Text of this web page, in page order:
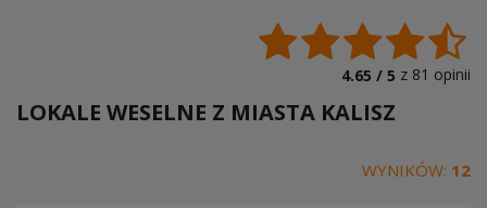
4.65 / 5 z 81 opinii
LOKALE WESELNE Z MIASTA KALISZ
WYNIKÓW: 12